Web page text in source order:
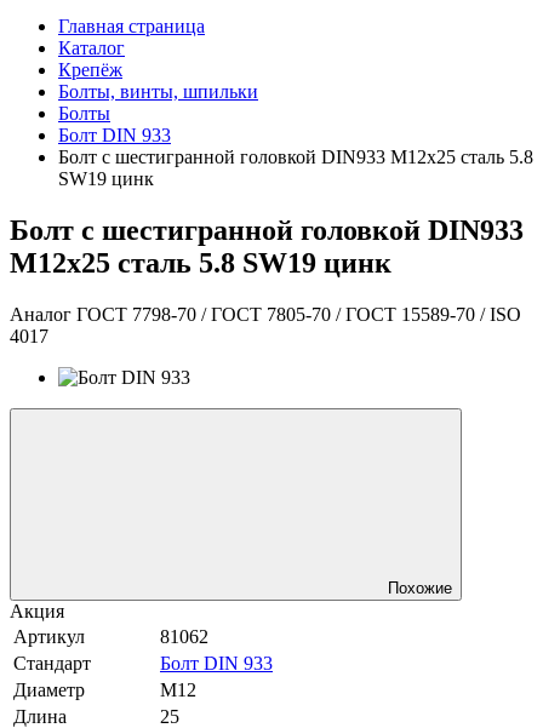
Главная страница
Каталог
Крепёж
Болты, винты, шпильки
Болты
Болт DIN 933
Болт с шестигранной головкой DIN933 М12х25 сталь 5.8
SW19 цинк
Болт с шестигранной головкой DIN933
М12х25 сталь 5.8 SW19 цинк
Аналог ГОСТ 7798-70 / ГОСТ 7805-70 / ГОСТ 15589-70 / ISO
4017
Похожие
Акция
Артикул
81062
Стандарт
Болт DIN 933
Диаметр
М12
Длина
25